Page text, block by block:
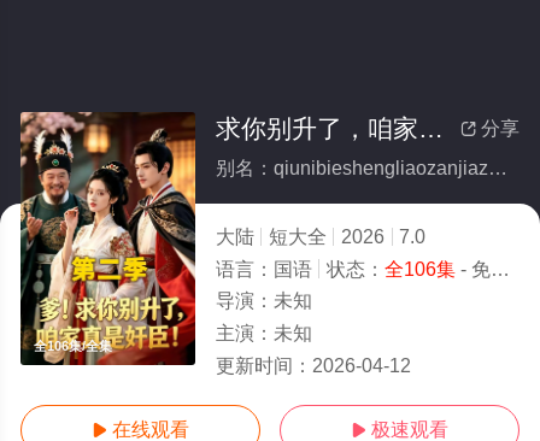
全106集/全集
 分享
求你别升了，咱家真是奸臣(全集)
别名：qiunibieshengliaozanjiazhenshijianchen
大陆 短大全 2026
7.0
语言： 国语 状态： 全106集- 免费在线观看
导演： 未知
主演： 未知
更新时间： 2026-04-12
 在线观看  极速观看